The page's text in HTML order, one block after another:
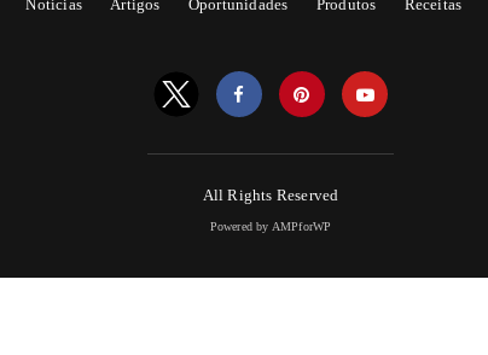
Notícias Artigos Oportunidades Produtos Receitas
All Rights Reserved
Powered by AMPforWP